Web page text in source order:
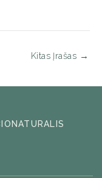
Kitas Įrašas →